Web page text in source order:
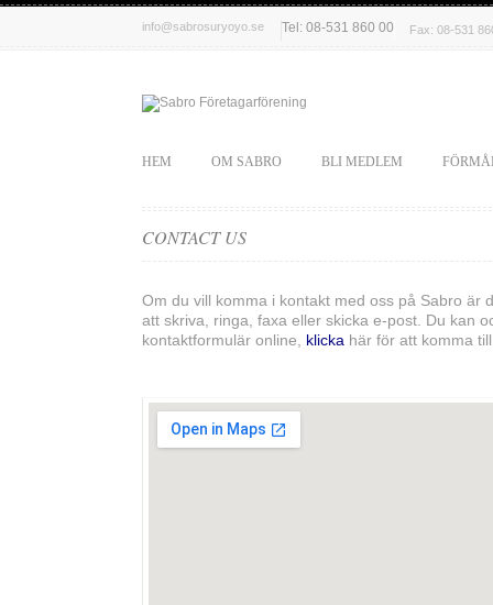
info@sabrosuryoyo.se Tel: 08-531 860 00 Fax: 08-531
HEM OM SABRO BLI MEDLEM
CONTACT US
Om du vill komma i kontakt med oss på Sabro är
att skriva, ringa, faxa eller skicka e-post. Du kan
kontaktformulär online, klicka här för att komma